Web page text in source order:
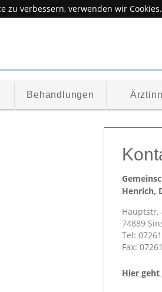
zu verbessern, verwenden wir Cookies.
Behandlungen
Henrich,
Hauptstr.
74889
Tel:
Fax:
Hier